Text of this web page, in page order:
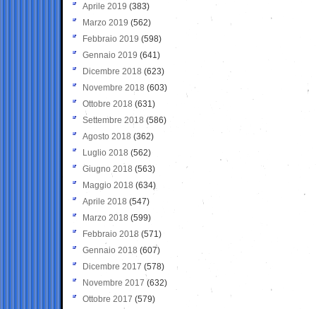
Aprile 2019 (383)
Marzo 2019 (562)
Febbraio 2019 (598)
Gennaio 2019 (641)
Dicembre 2018 (623)
Novembre 2018 (603)
Ottobre 2018 (631)
Settembre 2018 (586)
Agosto 2018 (362)
Luglio 2018 (562)
Giugno 2018 (563)
Maggio 2018 (634)
Aprile 2018 (547)
Marzo 2018 (599)
Febbraio 2018 (571)
Gennaio 2018 (607)
Dicembre 2017 (578)
Novembre 2017 (632)
Ottobre 2017 (579)